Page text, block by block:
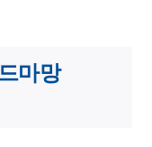
마망